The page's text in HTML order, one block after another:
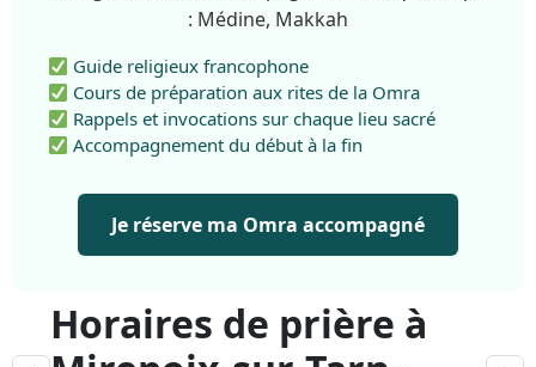
: Médine, Makkah
Guide religieux francophone
Cours de préparation aux rites de la Omra
Rappels et invocations sur chaque lieu sacré
Accompagnement du début à la fin
Je réserve ma Omra accompagné
Horaires de prière à